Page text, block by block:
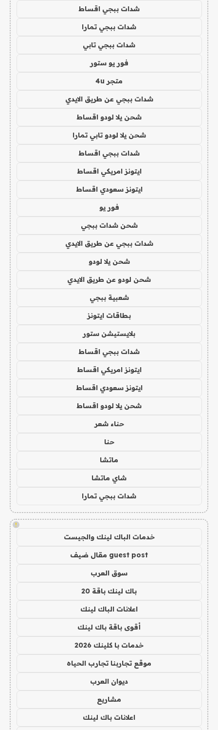
شدات ببجي اقساط
شدات ببجي تمارا
شدات ببجي تابي
فور يو ستور
متجر 4u
شدات ببجي عن طريق الايدي
شحن يلا لودو اقساط
شحن يلا لودو تابي تمارا
شدات ببجي اقساط
ايتونز امريكي اقساط
ايتونز سعودي اقساط
فور يو
شحن شدات ببجي
شدات ببجي عن طريق الايدي
شحن يلا لودو
شحن لودو عن طريق الايدي
شعبية ببجي
بطاقات ايتونز
بلايستيشن ستور
شدات ببجي اقساط
ايتونز امريكي اقساط
ايتونز سعودي اقساط
شحن يلا لودو اقساط
حناء شعر
حنا
ماتشا
شاي ماتشا
شدات ببجي تمارا
!
خدمات الباك لينك والجيست
guest post مقال ضيف
سوق العرب
باك لينك باقة 20
اعلانات الباك لينك
أقوى باقة باك لينك
خدمات با كلينك 2026
موقع تجاربنا تجارب الحياه
ديوان العرب
مشاريع
اعلانات باك لينك